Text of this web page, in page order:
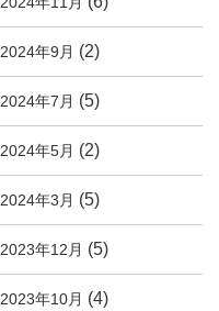
2024年9月 (2)
2024年7月 (5)
2024年5月 (2)
2024年3月 (5)
2023年12月 (5)
2023年10月 (4)